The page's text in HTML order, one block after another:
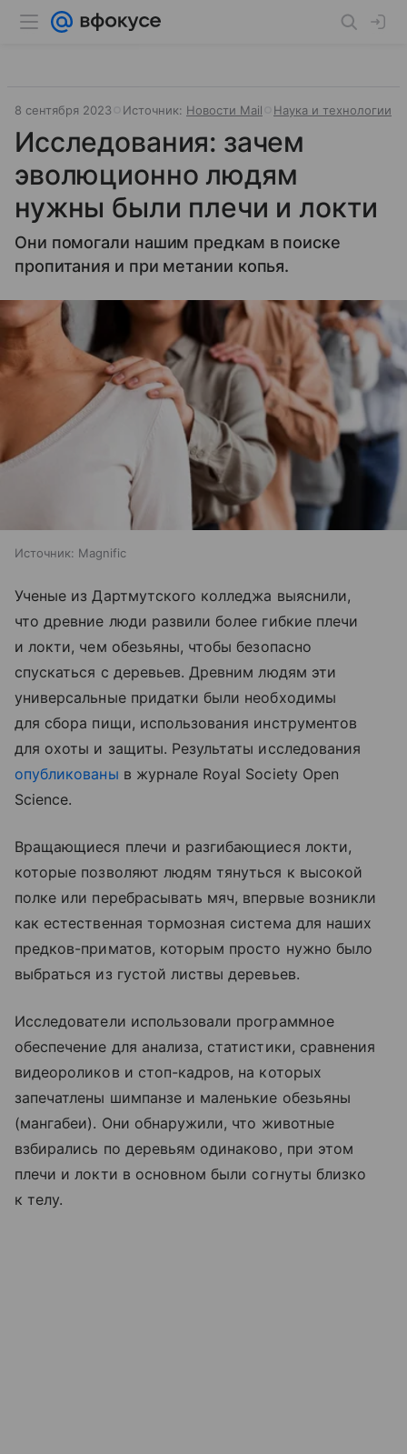
8 сентября 2023 Источник: Новости Mail Наука и технологии
Исследования: зачем
эволюционно людям
нужны были плечи и локти
Они помогали нашим предкам в поиске
пропитания и при метании копья.
Источник: Magnific
Ученые из Дартмутского колледжа выяснили,
что древние люди развили более гибкие плечи
и локти, чем обезьяны, чтобы безопасно
спускаться с деревьев. Древним людям эти
универсальные придатки были необходимы
для сбора пищи, использования инструментов
для охоты и защиты. Результаты исследования
опубликованы в журнале Royal Society Open
Science.
Вращающиеся плечи и разгибающиеся локти,
которые позволяют людям тянуться к высокой
полке или перебрасывать мяч, впервые возникли
как естественная тормозная система для наших
предков-приматов, которым просто нужно было
выбраться из густой листвы деревьев.
Исследователи использовали программное
обеспечение для анализа, статистики, сравнения
видеороликов и стоп-кадров, на которых
запечатлены шимпанзе и маленькие обезьяны
(мангабеи). Они обнаружили, что животные
взбирались по деревьям одинаково, при этом
плечи и локти в основном были согнуты близко
к телу.